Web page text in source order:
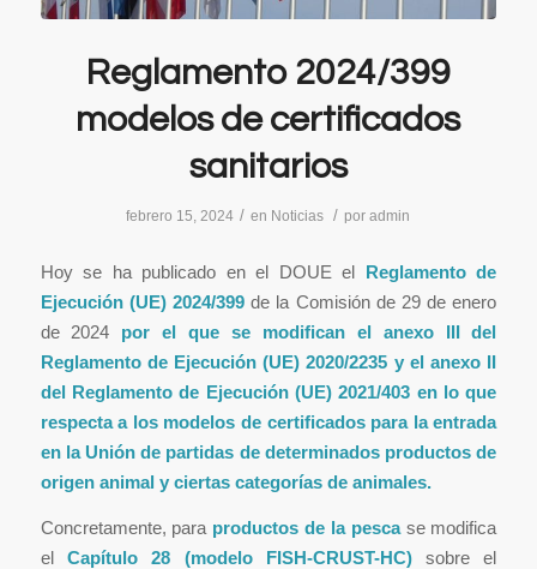
Reglamento 2024/399
modelos de certificados
sanitarios
febrero 15, 2024 / en Noticias / poradmin
Hoy se ha publicado en el DOUE el Reglamento de
Ejecución (UE) 2024/399de la Comisión de 29 de enero
de 2024 por el que se modifican el anexo III del
Reglamento de Ejecución (UE) 2020/2235 y el anexo II
del Reglamento de Ejecución (UE) 2021/403 en lo que
respecta a los modelos de certificados para la entrada
en la Unión de partidas de determinados productos de
origen animal y ciertas categorías de animales.
Concretamente, para productos de la pescase modifica
el Capítulo 28 (modelo FISH-CRUST-HC)sobre el